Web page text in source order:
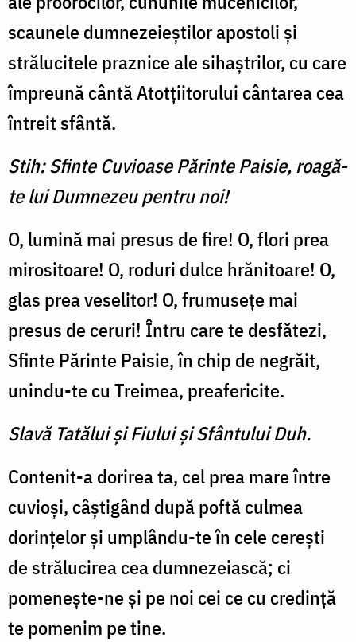
scaunele dumnezeieştilor apostoli şi
strălucitele praznice ale sihaștrilor, cu care
împreună cântă Atotţiitorului cântarea cea
întreit sfântă.
Stih: Sfinte Cuvioase Părinte Paisie, roagă-
te lui Dumnezeu pentru noi!
O, lumină mai presus de fire! O, flori prea
mirositoare! O, roduri dulce hrănitoare! O,
glas prea veselitor! O, frumuseţe mai
presus de ceruri! Întru care te desfătezi,
Sfinte Părinte Paisie, în chip de negrăit,
unindu-te cu Treimea, preafericite.
Slavă Tatălui şi Fiului şi Sfântului Duh.
Contenit-a dorirea ta, cel prea mare între
cuvioşi, câştigând după poftă culmea
dorinţelor şi umplându-te în cele cereşti
de strălucirea cea dumnezeiască; ci
pomeneşte-ne şi pe noi cei ce cu credinţă
te pomenim pe tine.